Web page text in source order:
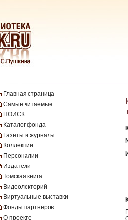
Главная страница
Самые читаемые
ПОИСК
Каталог фонда
Газеты и журналы
Коллекции
Персоналии
Издатели
Томская книга
Видеолекторий
Виртуальные выставки
Фонды партнеров
О проекте